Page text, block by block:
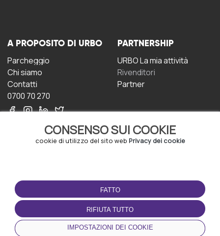
CONSENSO SUI COOKIE
cookie di utilizzo del sito web Privacy dei cookie
FATTO
RIFIUTA TUTTO
IMPOSTAZIONI DEI COOKIE
A PROPOSITO DI URBO
Parcheggio
Chi siamo
Contatti
0700 70 270
PARTNERSHIP
URBO La mia attività
Rivenditori
Partner
CONDIZIONI D'USO
Termini e Condizioni
Politica sulla riservatezza
Gestione dei Cookie
SCARICA L'APP